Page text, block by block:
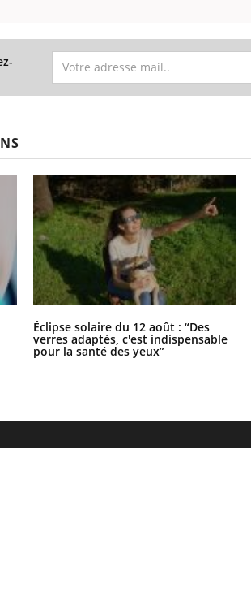
Éclipse solaire du 12 août : “Des
verres adaptés, c'est indispensable
pour la santé des yeux”